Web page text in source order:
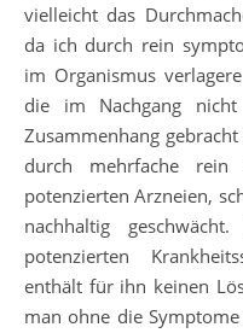
vielleicht das
da ich durch rein
im Organismus
die im Nachgang
Zusammenhang
durch mehrfache rein
potenzierten Arzneien,
nachhaltig
potenzierten
enthält für ihn keinen
man ohne die